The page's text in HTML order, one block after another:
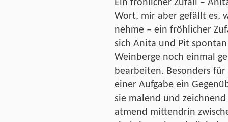
Ein fröhlicher Zufall –
Wort, mir aber gefällt es,
nehme – ein fröhlicher
sich Anita und Pit
Weinberge noch einmal
bearbeiten. Besonders
einer Aufgabe ein
sie malend und
atmend mittendrin